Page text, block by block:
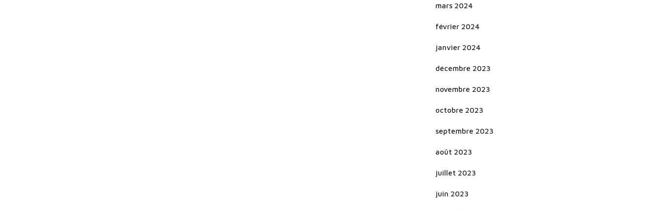
mars 2024
février 2024
janvier 2024
décembre 2023
novembre 2023
octobre 2023
septembre 2023
août 2023
juillet 2023
juin 2023